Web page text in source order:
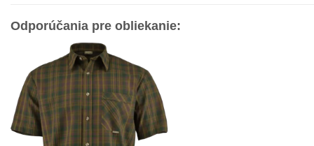
Odporúčania pre obliekanie: